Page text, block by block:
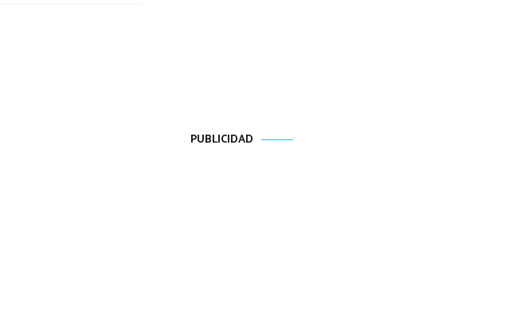
PUBLICIDAD